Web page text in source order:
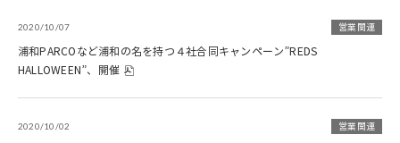
2020/10/07 営業関連
浦和PARCOなど浦和の名を持つ４社合同キャンペーン”REDS
HALLOWEEN”、開催
2020/10/02 営業関連